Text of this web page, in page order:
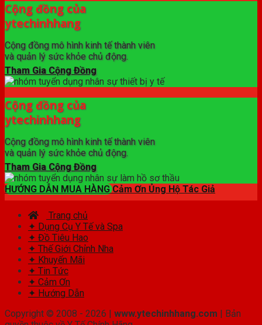
Cộng đồng của
ytechinhhang
Cộng đồng mô hình kinh tế thành viên
và quản lý sức khỏe chủ động.
Tham Gia Cộng Đồng
Cộng đồng của
ytechinhhang
Cộng đồng mô hình kinh tế thành viên
và quản lý sức khỏe chủ động.
Tham Gia Cộng Đồng
HƯỚNG DẪN MUA HÀNG Cảm Ơn Ủng Hộ Tác Giả
Trang chủ
✦ Dụng Cụ Y Tế và Spa
✦ Đồ Tiêu Hao
✦ Thế Giới Chỉnh Nha
✦ Khuyến Mãi
✦ Tin Tức
✦ Cảm Ơn
✦ Hướng Dẫn
Copyright © 2008 - 2026 |
www.ytechinhhang.com | Bản